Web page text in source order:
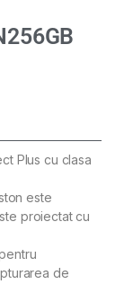
Plus cu clasa
este
proiectat cu
de